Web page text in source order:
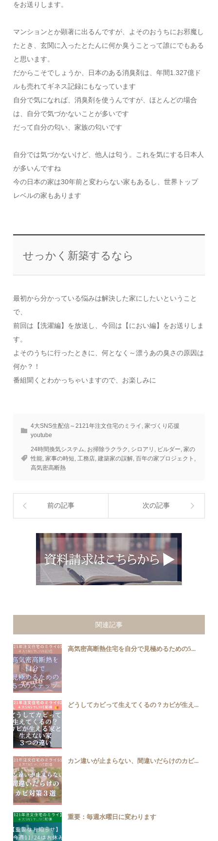
をお送りします。
マンションとか顕著に出るんですが、よそのおうちにお邪魔し
たとき、玄関に入ったとたんに何か臭うことって誰にでもある
と思います。
だからこそでしょうか、日本のある消臭剤は、年間1.327億ド
ルも売れてギネス記録にもなっています
自分で気になれば、消臭剤を使うんですが、ほとんどの場合
は、自分で気づかないことが多いです
だって自分の匂い、家族の匂いです
自分では気づかないけど、他人は匂う。これを気にする日本人
が多いんですね
今の日本の家は30年前と変わらない家もあるし、世界トップ
レベルの家もあります
せっかく新築するなら
最初から分かっている悩みは解決した家にしたいということ
で、
前回は【洗濯編】を放送し、今回は【におい編】をお送りしま
す。
よそのうちに行ったときに、何となく～漂うあの臭さの原因は
何か？！
番組聞くとわかっちゃいますので、お楽しみに
4大SNS生配信～2121年注文住宅のミライ ,家づくり応援
youtube
24時間換気システム, お掃除ラクラク , シロアリ , ビルダー,家の
性能,家事の時短,工務店,建築家の誤解,百年の家プロジェクト ,
高気密高断熱
前の記事 次の記事
関連記事
高気密高断熱住宅を自分で見極めるための5...
どうしてカビって生えてくるの？カビが生え...
カン違いが止まらない、間違いだらけのカビ...
重要：毎週水曜日に変わります